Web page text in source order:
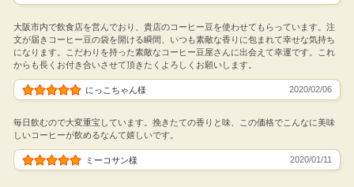
大阪市内で飲食店を営んでおり、貴店のコーヒー豆を使わせてもらっています。注
文が届きコーヒー豆の袋を開ける瞬間、いつも素敵な香りに包まれて幸せな気持ち
になります。こだわりを持った素敵なコーヒー豆屋さんに出会えて幸運です。これ
からも長くお付き合いさせて頂きたくよろしくお願いします。
にっこちゃん様 2020/02/06
毎日飲むので大変重宝しています。挽きたての香りと味、この価格でこんなに美味
しいコーヒーが飲めるなんて嬉しいです。
ミーコサン様 2020/01/11